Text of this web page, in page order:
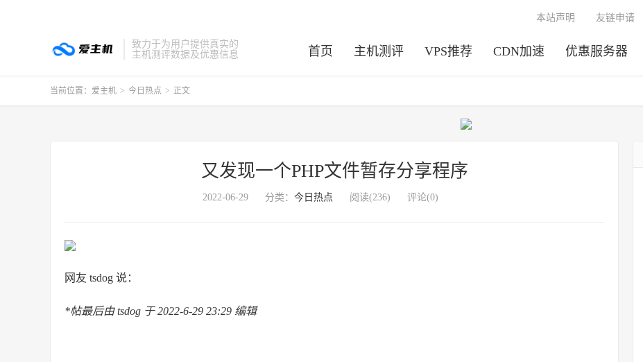
致力于为用户提供真实的
主机测评数据及优惠信息
首页 主机测评 VPS推荐 CDN加速 优惠服务器
本站声明 友链申请
当前位置： 爱主机 > 今日热点 > 正文
又发现一个PHP文件暂存分享程序
2022-06-29 分类： 今日热点 阅读(236) 评论(0)
网友 tsdog 说：
*帖最后由 tsdog 于 2022-6-29 23:29 编辑